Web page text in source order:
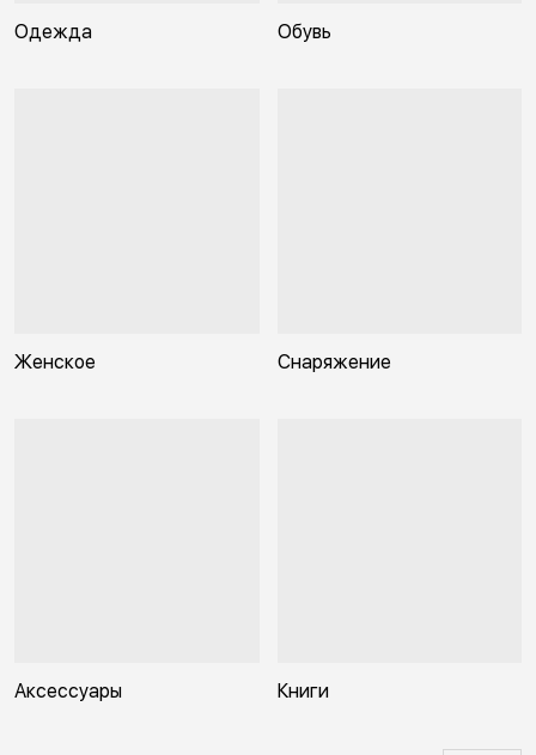
Одежда Обувь
Женское Снаряжение
Аксессуары Книги